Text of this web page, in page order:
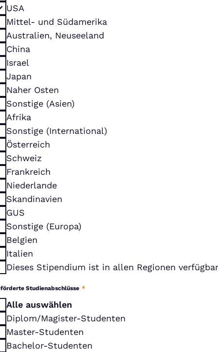
USA
Mittel- und Südamerika
Australien, Neuseeland
China
Israel
Japan
Naher Osten
Sonstige (Asien)
Afrika
Sonstige (International)
Österreich
Schweiz
Frankreich
Niederlande
Skandinavien
GUS
Sonstige (Europa)
Belgien
Italien
Dieses Stipendium ist in allen Regionen
Studienabschlüsse *
Alle auswählen
Diplom/Magister-Studenten
Master-Studenten
Bachelor-Studenten